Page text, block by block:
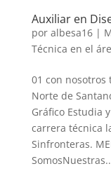
Auxiliar en
por albesa16|
Técnica en el
01 con nosotros
Norte de
Gráfico Estudia
carrera técnica
Sinfronteras.